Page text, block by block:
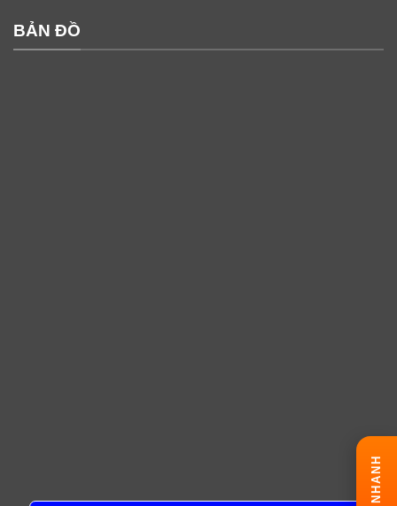
BẢN ĐỒ